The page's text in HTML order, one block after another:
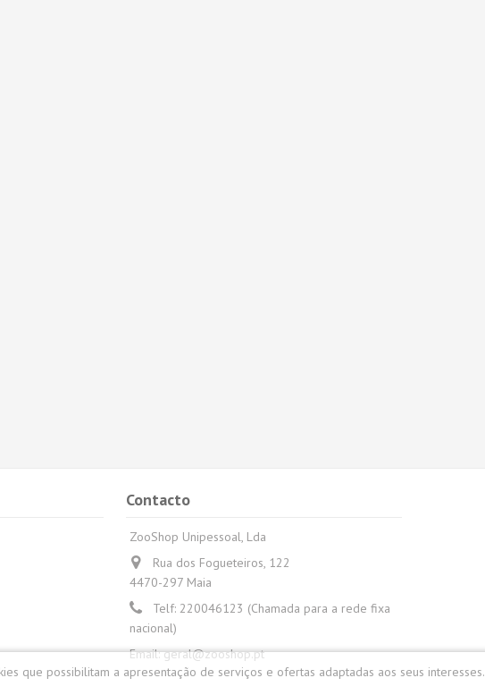
Contacto
ZooShop Unipessoal, Lda
Rua dos Fogueteiros, 122
4470-297 Maia
Telf: 220046123 (Chamada para a rede fixa
nacional)
Email:geral@zooshop.pt
que possibilitam a apresentação de serviços e ofertas adaptadas aos seus interesses.